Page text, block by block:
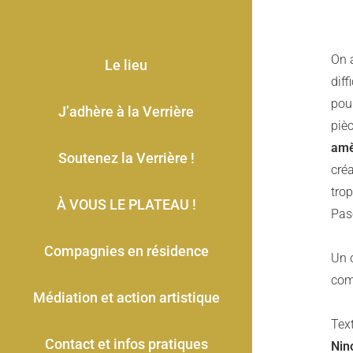
Le lieu
J’adhère à la Verrière
Soutenez la Verrière !
À VOUS LE PLATEAU !
Compagnies en résidence
Médiation et action artistique
Contact et infos pratiques
On
Un